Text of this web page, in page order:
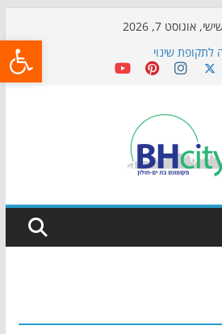
אוגוסט 7, 2026
לתקופת שינוי
לכבוש את הגינות: מאות משפחות
מיוחדת: הקרנת גמר המונדיאל בטרמינל
בבת־ים: חוף הריביירה הופך למרחב